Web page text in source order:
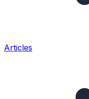
Articles